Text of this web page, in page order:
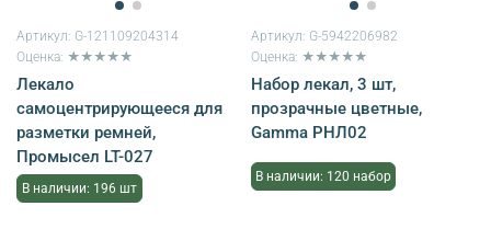
Артикул: G-121109204314
Оценка: ★★★★★
Лекало
самоцентрирующееся для
разметки ремней,
Промысел LT-027
В наличии: 196 шт
Артикул: G-5942206982
Оценка: ★★★★★
Набор лекал, 3 шт,
прозрачные цветные,
Gamma РНЛ02
В наличии: 120 набор